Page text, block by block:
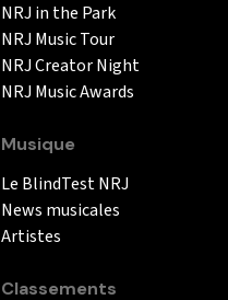
NRJ in the Park
NRJ Music Tour
NRJ Creator Night
NRJ Music Awards
Musique
Le BlindTest NRJ
News musicales
Artistes
Classements